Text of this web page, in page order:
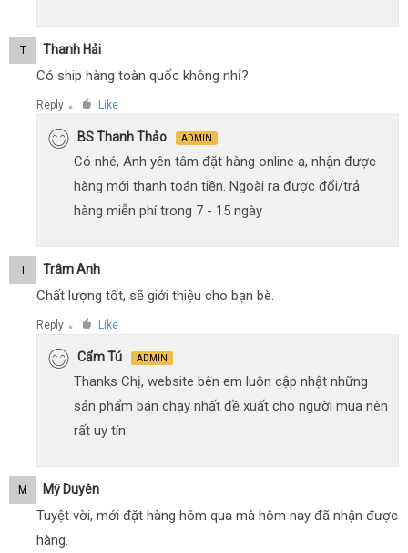
T Thanh Hải
Có ship hàng toàn quốc không nhỉ?
Reply ● Like
BS Thanh Thảo ADMIN
Có nhé, Anh yên tâm đặt hàng online ạ, nhận được
hàng mới thanh toán tiền. Ngoài ra được đổi/trả
hàng miễn phí trong 7 - 15 ngày
T Trâm Anh
Chất lượng tốt, sẽ giới thiệu cho bạn bè.
Reply ● Like
Cẩm Tú ADMIN
Thanks Chị, website bên em luôn cập nhật những
sản phẩm bán chạy nhất đề xuất cho người mua nên
rất uy tín.
M Mỹ Duyên
Tuyệt vời, mới đặt hàng hôm qua mà hôm nay đã nhận được
hàng.